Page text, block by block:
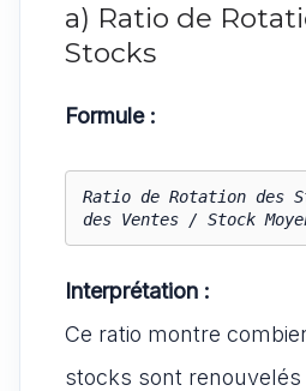
a) Ratio de
Stocks
Formule :
Ratio de Rotation des
des Ventes / Stock
Interprétation :
Ce ratio montre
stocks sont